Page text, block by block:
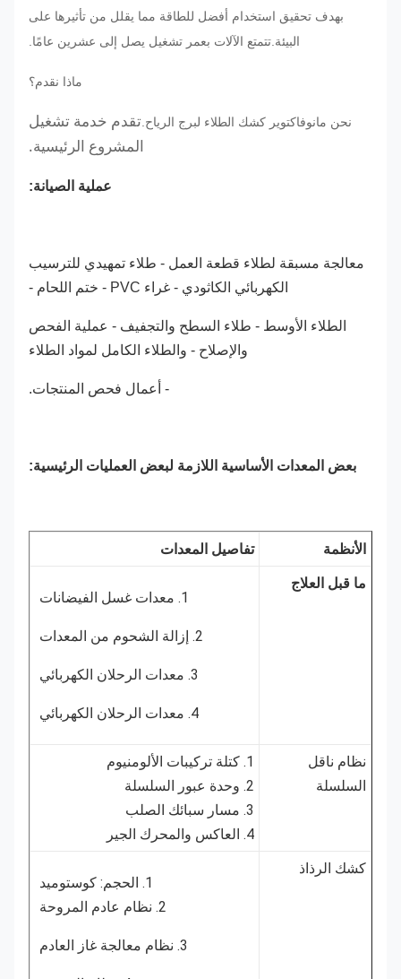
بهدف تحقيق استخدام أفضل للطاقة مما يقلل من تأثيرها على
البيئة.تتمتع الآلات بعمر تشغيل يصل إلى عشرين عامًا.
ماذا نقدم؟
نحن مانوفاكتوير كشك الطلاء لبرج الرياح.تقدم خدمة تشغيل
المشروع الرئيسية.
عملية الصيانة:
معالجة مسبقة لطلاء قطعة العمل - طلاء تمهيدي للترسيب
الكهربائي الكاثودي - غراء PVC - ختم اللحام -
الطلاء الأوسط - طلاء السطح والتجفيف - عملية الفحص
والإصلاح - والطلاء الكامل لمواد الطلاء
- أعمال فحص المنتجات.
بعض المعدات الأساسية اللازمة لبعض العمليات الرئيسية:
الأنظمة
تفاصيل المعدات
ما قبل العلاج
نظام ناقل
السلسلة
كشك الرذاذ